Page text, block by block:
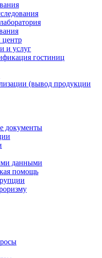
и услуг
гостиниц
(вывод продукции
документы
данными
помощь